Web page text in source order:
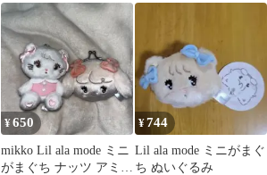
ち ラテ
口 ムース
¥650
mikko Lil ala mode ミニ
がまぐち ナッツ アミュ
¥744
Lil ala mode ミニがまぐ
ち ぬいぐるみ